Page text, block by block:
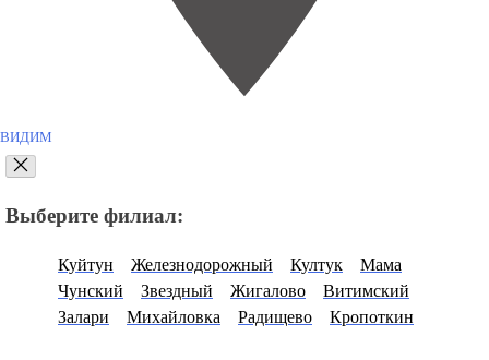
ВИДИМ
Выберите филиал:
Куйтун Железнодорожный Култук
Мама
Чунский
Звездный Жигалово
Витимский
Залари
Михайловка Радищево Кропоткин